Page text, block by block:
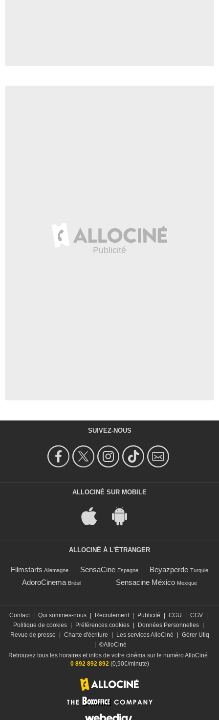
SUIVEZ-NOUS
ALLOCINÉ SUR MOBILE
ALLOCINÉ À L'ÉTRANGER
Filmstarts Allemagne SensaCine Espagne Beyazperde Turquie
AdoroCinema Brésil Sensacine México Mexique
Contact Qui sommes-nous Recrutement Publicité CGU CGV
Politique de cookies
Préférences cookies Données Personnelles
Revue de presse
Charte d'écriture Les services AlloCiné
Gérer Utiq
©AlloCiné
Retrouvez tous les horaires et infos de votre cinéma sur le numéro AlloCiné :
0 892 892 892(0,90€/minute)